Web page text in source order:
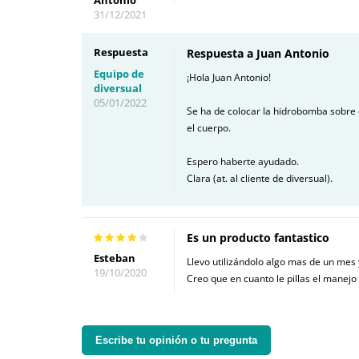
31/12/2021
Respuesta
Equipo de
diversual
05/01/2022
Respuesta a Juan Antonio
¡Hola Juan Antonio!
Se ha de colocar la hidrobomba
el cuerpo.
Espero haberte ayudado.
Clara (at. al cliente de diversual).
Esteban
19/10/2020
Es un producto fantastico
Llevo utilizándolo algo mas de un
Creo que en cuanto le pillas el
Escribe tu opinión o tu pregunta